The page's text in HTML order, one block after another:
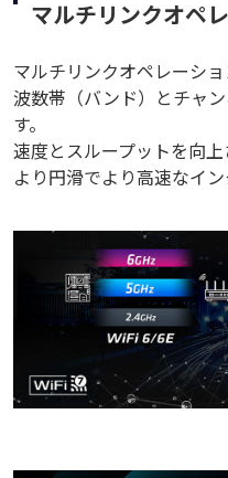
マルチリンクオペ
マルチリンクオペレーシ
波数帯（バンド）とチャ
す。
速度とスループットを向上
より円滑でより高速なイ